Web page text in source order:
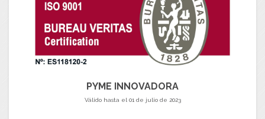
PYME INNOVADORA
Válido hasta el 01 de julio de 2023